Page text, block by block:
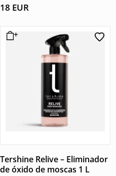
de 5
18 EUR
Tershine Relive – Eliminador
de óxido de moscas 1 L